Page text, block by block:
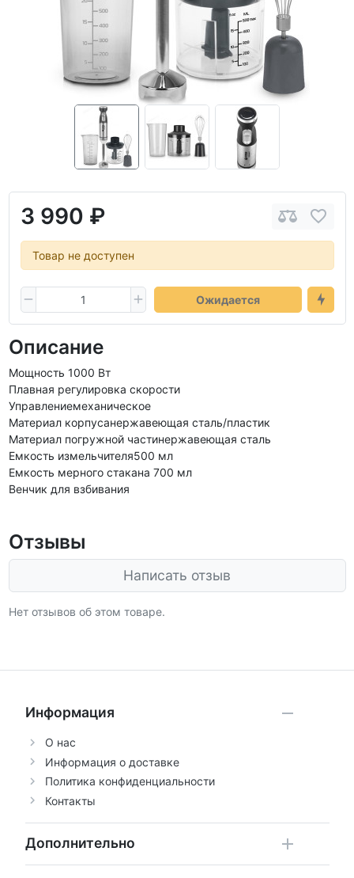
3 990 ₽
Товар не доступен
Ожидается
Описание
Мощность 1000 Вт
Плавная регулировка скорости
Управлениемеханическое
Материал корпусанержавеющая сталь/пластик
Материал погружной частинержавеющая сталь
Емкость измельчителя500 мл
Емкость мерного стакана 700 мл
Венчик для взбивания
Отзывы
Написать отзыв
Нет отзывов об этом товаре.
Информация
О нас
Информация о доставке
Политика конфиденциальности
Контакты
Дополнительно